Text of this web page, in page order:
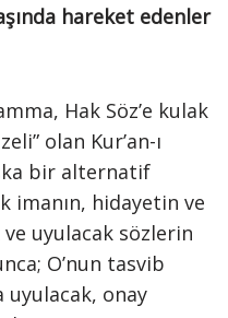
hareket edenler
Hak Söz’e kulak
olan Kur’an-ı
bir alternatif
imanın, hidayetin ve
ve uyulacak sözlerin
O’nun tasvib
uyulacak, onay